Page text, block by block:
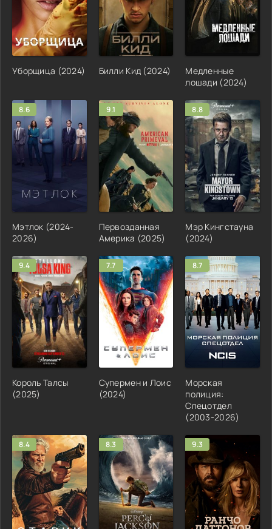
Уборщица (2024) Билли Кид (2024)
Медленные
лошади (2024)
8.6
Мэтлок (2024-
2026)
9.1
Первозданная
Америка (2025)
8.8
Мэр Кингстауна
(2024)
9.4
Король Талсы
(2025)
7.7
Супермен и Лоис
(2024)
8.7
Морская
полиция:
Спецотдел
(2003-2026)
8.4 8.3 9.3